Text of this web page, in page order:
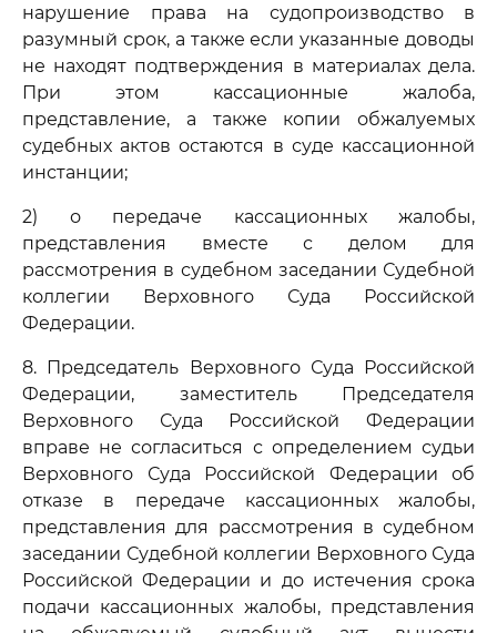
нарушение права на судопроизводство в
разумный срок, а также если указанные доводы
не находят подтверждения в материалах дела.
При этом кассационные жалоба,
представление, а также копии обжалуемых
судебных актов остаются в суде кассационной
инстанции;
2) о передаче кассационных жалобы,
представления вместе с делом для
рассмотрения в судебном заседании Судебной
коллегии Верховного Суда Российской
Федерации.
8. Председатель Верховного Суда Российской
Федерации, заместитель Председателя
Верховного Суда Российской Федерации
вправе не согласиться с определением судьи
Верховного Суда Российской Федерации об
отказе в передаче кассационных жалобы,
представления для рассмотрения в судебном
заседании Судебной коллегии Верховного Суда
Российской Федерации и до истечения срока
подачи кассационных жалобы, представления